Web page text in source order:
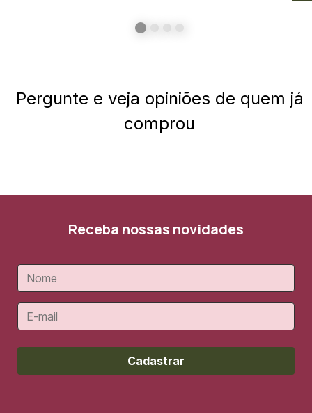
Pergunte e veja opiniões de quem já
comprou
Receba nossas novidades
Cadastrar